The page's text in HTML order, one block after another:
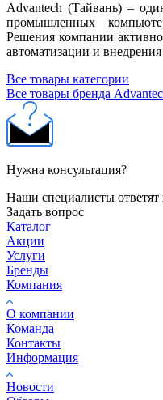
Advantech (Тайвань) –
промышленных
Решения компании
автоматизации и
Все товары категории
Все товары бренда
Нужна консультация?
Наши специалисты
Задать вопрос
Каталог
Акции
Услуги
Бренды
Компания
О компании
Команда
Контакты
Информация
Новости